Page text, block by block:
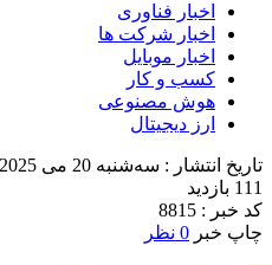
اخبار فناوری
اخبار شرکت ها
اخبار موبایل
کسب و کار
هوش مصنوعی
ارز دیجیتال
تاریخ انتشار : سه‌شنبه 20 می 2025 - 17:00
111 بازدید
کد خبر : 8815
چاپ خبر 0 نظر